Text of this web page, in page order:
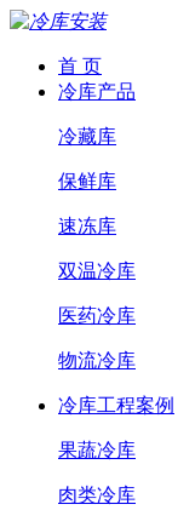
首 页
冷库产品
冷藏库
保鲜库
速冻库
双温冷库
医药冷库
物流冷库
冷库工程案例
果蔬冷库
肉类冷库